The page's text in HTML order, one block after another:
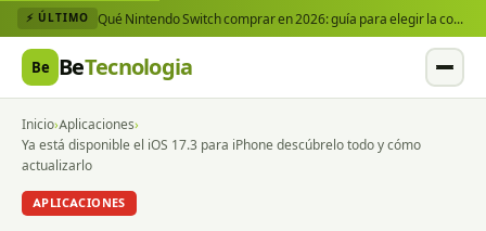
⚡ ÚLTIMO Qué Nintendo Switch comprar en 2026: guía para elegir la consola y los juegos que necesitas
Be BeTecnologia
Inicio›Aplicaciones›
Ya está disponible el iOS 17.3 para iPhone descúbrelo todo y cómo
actualizarlo
APLICACIONES